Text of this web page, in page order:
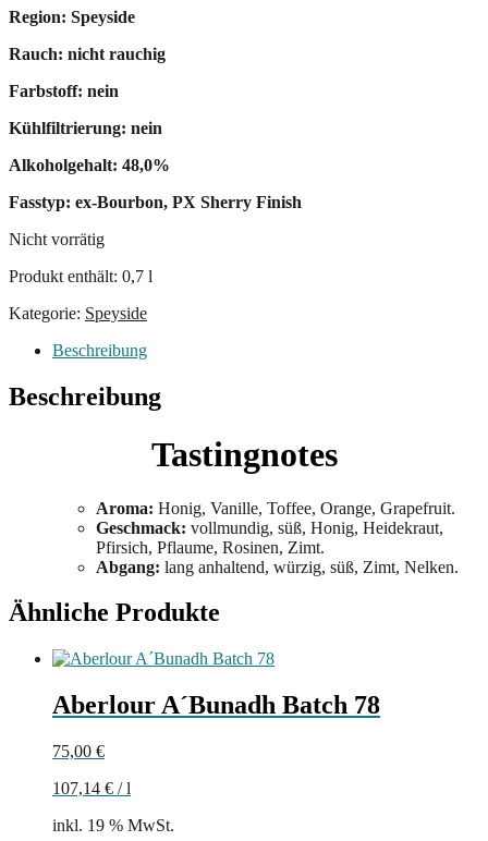
Region: Speyside
Rauch: nicht rauchig
Farbstoff: nein
Kühlfiltrierung: nein
Alkoholgehalt: 48,0%
Fasstyp: ex-Bourbon, PX Sherry Finish
Nicht vorrätig
Produkt enthält: 0,7 l
Kategorie: Speyside
Beschreibung
Beschreibung
Tastingnotes
Aroma: Honig, Vanille, Toffee, Orange, Grapefruit.
Geschmack: vollmundig, süß, Honig, Heidekraut,
Pfirsich, Pflaume, Rosinen, Zimt.
Abgang: lang anhaltend, würzig, süß, Zimt, Nelken.
Ähnliche Produkte
Aberlour A´Bunadh Batch 78
75,00 €
107,14 € /l
inkl. 19 % MwSt.